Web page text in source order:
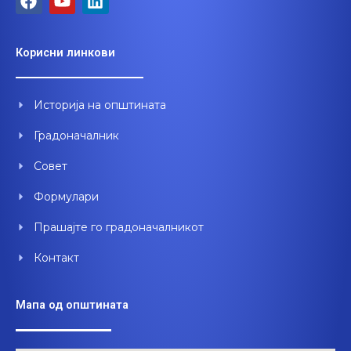
a
b
o
k
o
u
b
i
e
d
n
Корисни линкови
Историја на општината
Градоначалник
Совет
Формулари
Прашајте го градоначалникот
Контакт
Мапа од општината